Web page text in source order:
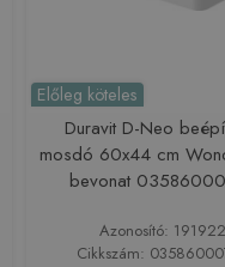
Előleg köteles
Duravit D-Neo
mosdó 60x44 cm
bevonat
Azonosító: 191922
Cikkszám: